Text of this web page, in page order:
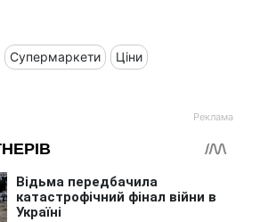
Супермаркети Ціни